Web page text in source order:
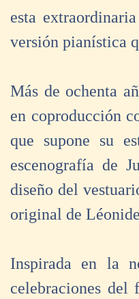
esta
versión pianística
Más de ochenta
en coproducción
que supone su
escenografía de
diseño del
original de
Inspirada en la
celebraciones del